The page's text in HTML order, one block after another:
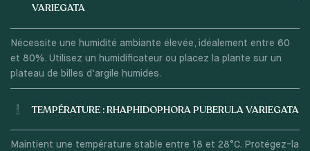
VARIEGATA
Nécessite une humidité ambiante élevée, idéalement entre 60
et 80%. Utilisez un humidificateur ou placez la plante sur un
plateau de billes d'argile humides.
TEMPÉRATURE : RHAPHIDOPHORA PUBERULA VARIEGATA
Maintient une température stable entre 18 et 28°C. Protégez-la